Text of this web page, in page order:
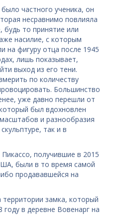
частного ученика, он
несравнимо повлияла
будь то принятие или
насилие, с которым
на фигуру отца после 1945
лишь показывает,
выход из его тени.
по количеству
Большинство
уже давно перешли от
был вдохновлен
и разнообразия
так и в
получившие в 2015
были в то время самой
продававшейся на
замка, который
году в деревне Вовенарг на